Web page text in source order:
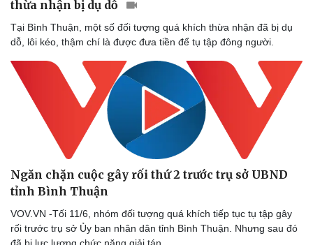
thừa nhận bị dụ dỗ
Tại Bình Thuận, một số đối tượng quá khích thừa nhận đã bị dụ
dỗ, lôi kéo, thậm chí là được đưa tiền để tụ tập đông người.
Ngăn chặn cuộc gây rối thứ 2 trước trụ sở UBND
tỉnh Bình Thuận
VOV.VN -Tối 11/6, nhóm đối tượng quá khích tiếp tục tụ tập gây
rối trước trụ sở Ủy ban nhân dân tỉnh Bình Thuận. Nhưng sau đó
đã bị lực lượng chức năng giải tán